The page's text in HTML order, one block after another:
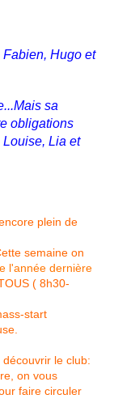
et
sa
obligations
Lia et
plein de
semaine on
l'année dernière
( 8h30-
start
découvrir le club:
on vous
faire circuler